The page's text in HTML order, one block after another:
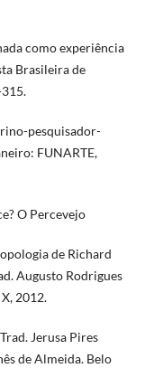
como experiência
Brasileira de
315.
pesquisador-
FUNARTE,
O Percevejo
de Richard
Augusto Rodrigues
2012.
Jerusa Pires
de Almeida. Belo